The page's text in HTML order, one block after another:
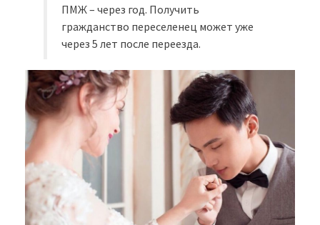
ПМЖ – через год. Получить
гражданство переселенец может уже
через 5 лет после переезда.